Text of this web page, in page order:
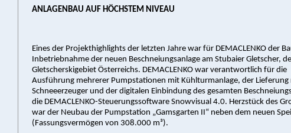
ANLAGENBAU AUF HÖCHSTEM NIVEAU
Eines der Projekthighlights der letzten Jahre war für DEMACLENKO der
Inbetriebnahme der neuen Beschneiungsanlage am Stubaier Gletscher,
Gletscherskigebiet Österreichs. DEMACLENKO war verantwortlich für die
Ausführung mehrerer Pumpstationen mit Kühlturmanlage, der Lieferung
Schneeerzeuger und der digitalen Einbindung des gesamten
die DEMACLENKO-Steuerungssoftware Snowvisual 4.0. Herzstück des
war der Neubau der Pumpstation „Gamsgarten II“ neben dem neuen
(Fassungsvermögen von 308.000 m³).